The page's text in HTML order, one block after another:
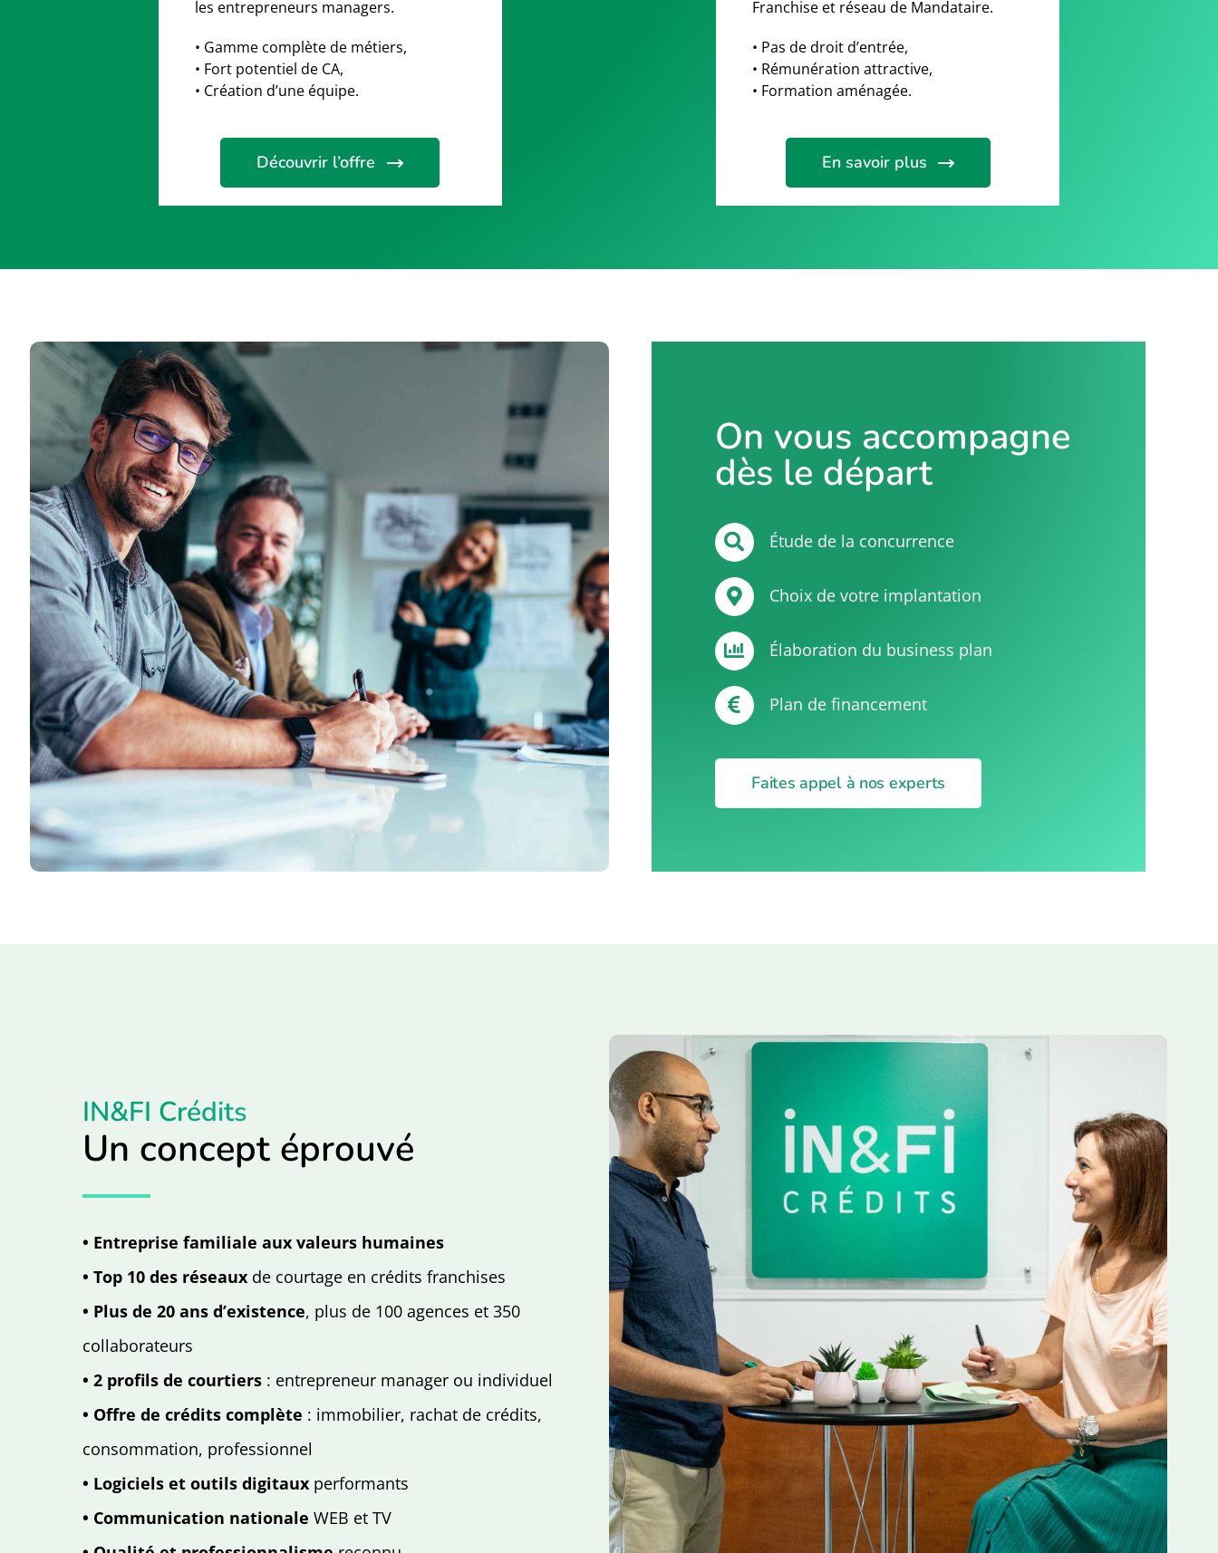
les entrepreneurs managers.​
• Gamme complète de métiers,
• Fort potentiel de CA,
• Création d’une équipe.
Découvrir l’offre
Franchise et réseau de Mandataire.
• Pas de droit d’entrée,
• Rémunération attractive,
• Formation aménagée.
En savoir plus
On vous accompagne
dès le départ
Étude de la concurrence
Choix de votre implantation
Élaboration du business plan
Plan de financement
Faites appel à nos experts
IN&FI Crédits
Un concept éprouvé
• Entreprise familiale aux valeurs humaines
• Top 10 des réseaux de courtage en crédits franchises
• Plus de 20 ans d’existence, plus de 100 agences et 350
collaborateurs
• 2 profils de courtiers : entrepreneur manager ou individuel
• Offre de crédits complète : immobilier, rachat de crédits,
consommation, professionnel
• Logiciels et outils digitaux performants
• Communication nationale WEB et TV